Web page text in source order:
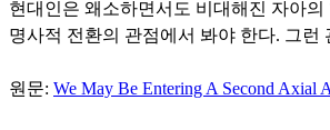
현대인은 왜소하면서도 비대해진 자아
명사적 전환의 관점에서 봐야 한다. 그
원문: We May Be Entering A Second Axial